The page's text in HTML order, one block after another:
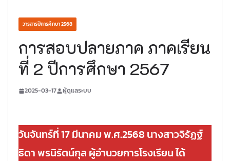
วารสารปีการศึกษา 2568
การสอบปลายภาค ภาคเรียน
ที่ 2 ปีการศึกษา 2567
2025-03-17 ผู้ดูแลระบบ
วันจันทร์ที่ 17 มีนาคม พ.ศ.2568 นางสาวจิรัฏฐ์
ธิดา พรนิรัตน์กุล ผู้อำนวยการโรงเรียน ได้